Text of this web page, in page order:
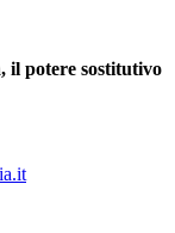
il potere sostitutivo